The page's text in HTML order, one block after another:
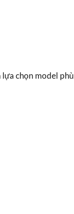
chọn model phù